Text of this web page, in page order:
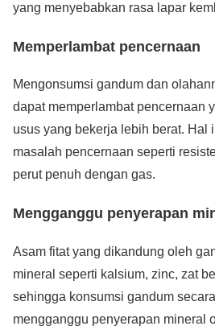
yang menyebabkan rasa lapar
Memperlambat pencernaan
Mengonsumsi gandum dan
dapat memperlambat pencernaan
usus yang bekerja lebih berat. Hal
masalah pencernaan seperti
perut penuh dengan gas.
Mengganggu penyerapan
Asam fitat yang dikandung oleh
mineral seperti kalsium, zinc, zat
sehingga konsumsi gandum
mengganggu penyerapan mineral